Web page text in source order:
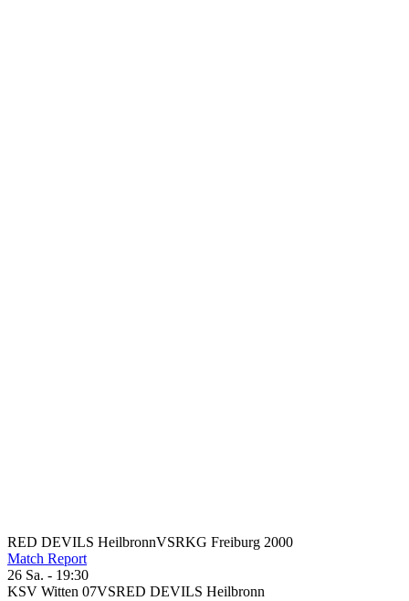
RED DEVILS HeilbronnVSRKG Freiburg 2000
Match Report
26 Sa. - 19:30
KSV Witten 07VSRED DEVILS Heilbronn